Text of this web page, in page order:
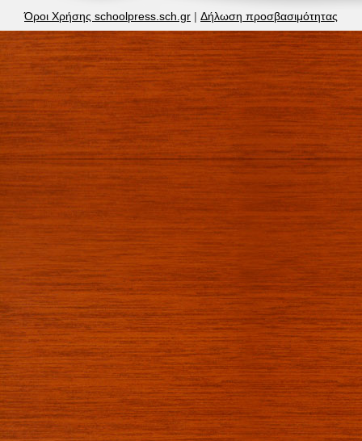
Όροι Χρήσης schoolpress.sch.gr | Δήλωση προσβασιμότητας